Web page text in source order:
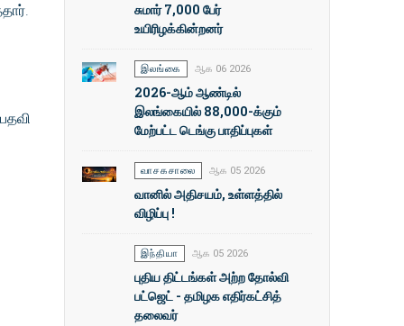
சுமார் 7,000 பேர்
உயிரிழக்கின்றனர்
இலங்கை ஆக 06 2026
2026-ஆம் ஆண்டில்
இலங்கையில் 88,000-க்கும்
மேற்பட்ட டெங்கு பாதிப்புகள்
வாசகசாலை ஆக 05 2026
வானில் அதிசயம், உள்ளத்தில்
விழிப்பு !
இந்தியா ஆக 05 2026
புதிய திட்டங்கள் அற்ற தோல்வி
பட்ஜெட் - தமிழக எதிர்கட்சித்
தலைவர்